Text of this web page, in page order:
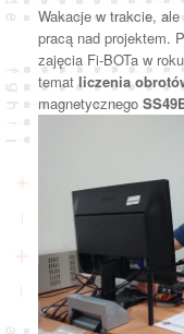
Wakacje w trakcie,
pracą nad projektem.
zajęcia Fi-BOTa w
temat liczenia
magnetycznego